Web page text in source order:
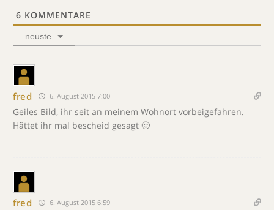
6 KOMMENTARE
neuste
fred 6. August 2015 7:00
Geiles Bild, ihr seit an meinem Wohnort vorbeigefahren.
Hättet ihr mal bescheid gesagt 🙂
fred 6. August 2015 6:59